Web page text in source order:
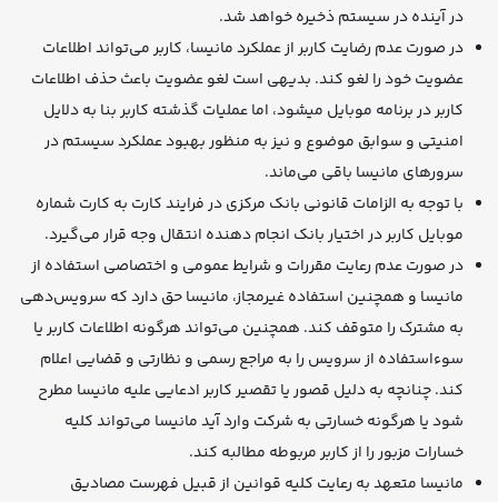
در آینده در سیستم ذخیره خواهد شد.
در صورت عدم رضایت کاربر از عملکرد مانیسا، کاربر می‌تواند اطلاعات
عضویت خود را لغو کند. بدیهی است لغو عضویت باعث حذف اطلاعات
کاربر در برنامه موبایل میشود، اما عملیات گذشته کاربر بنا به دلایل
امنیتی و سوابق موضوع و نیز به منظور بهبود عملکرد سیستم در
سرورهای مانیسا باقی می‌ماند.
با توجه به الزامات قانونی بانک مرکزی در فرایند کارت به کارت شماره
موبایل کاربر در اختیار بانک انجام دهنده انتقال وجه قرار می‌گیرد.
در صورت عدم رعایت مقررات و شرایط عمومی و اختصاصی استفاده از
مانیسا و همچنین استفاده غیرمجاز، مانیسا حق دارد که سرویس‌دهی
به مشترک را متوقف کند. همچنین می‌تواند هرگونه اطلاعات کاربر یا
سوءاستفاده از سرویس را به مراجع رسمی و نظارتی و قضایی اعلام
کند. چنانچه به دلیل قصور یا تقصیر کاربر ادعایی علیه مانیسا مطرح
شود یا هرگونه خسارتی به شرکت وارد آید مانیسا می‌تواند کلیه
خسارات مزبور را از کاربر مربوطه مطالبه کند.
مانیسا متعهد به رعایت کلیه قوانین از قبیل فهرست مصادیق